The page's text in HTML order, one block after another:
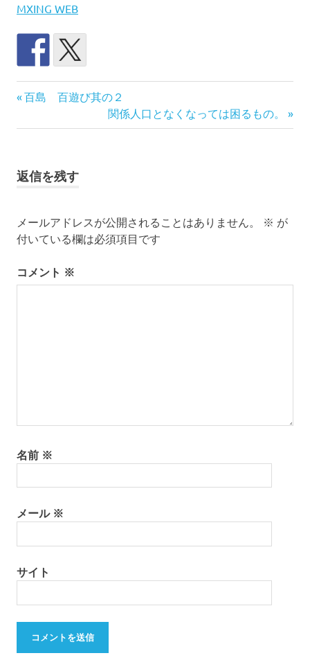
MXING WEB
モ
ト
レ
ー
全
日
本
ト
暮
ら
投
稿
ビ
ゲ
ー
シ
前
記
百島 百遊び其の２
次
の
関係人口となくなっては困るもの。
返信を残す
メールアドレスが公開されることはありません。 ※ が
付いている欄は必須項目です
コメント ※
名前 ※
メール ※
サイト